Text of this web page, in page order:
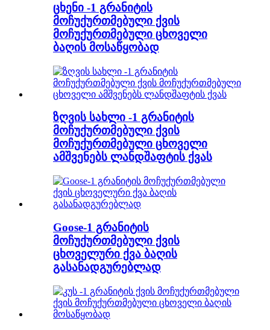
ცხენი -1 გრანიტის
მოჩუქურთმებული ქვის
მოჩუქურთმებული ცხოველი
ბაღის მოსაწყობად
ზღვის სახლი -1 გრანიტის
მოჩუქურთმებული ქვის
მოჩუქურთმებული ცხოველი
ამშვენებს ლანდშაფტის ქვას
Goose-1 გრანიტის
მოჩუქურთმებული ქვის
ცხოველური ქვა ბაღის
გასანადგურებლად